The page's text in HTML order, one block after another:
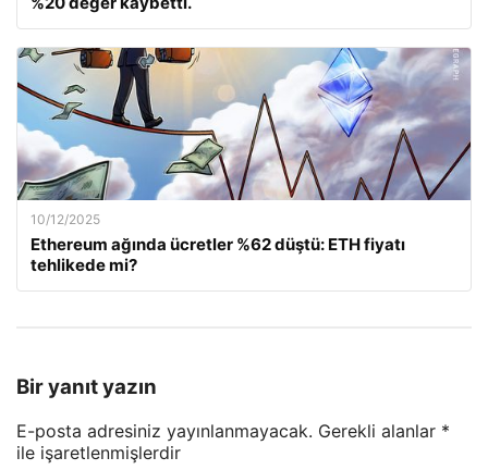
10/12/2025
Ethereum ağında ücretler %62 düştü: ETH fiyatı
tehlikede mi?
Bir yanıt yazın
E-posta adresiniz yayınlanmayacak. Gerekli alanlar *
ile işaretlenmişlerdir